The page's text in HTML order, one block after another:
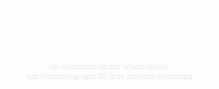
Ihr Onlineshop für das Wasser-/Sport-
und Freizeitvergnügen für Ihren perfekten Sommertag